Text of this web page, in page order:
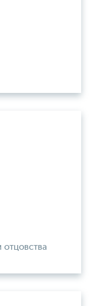
отцовства